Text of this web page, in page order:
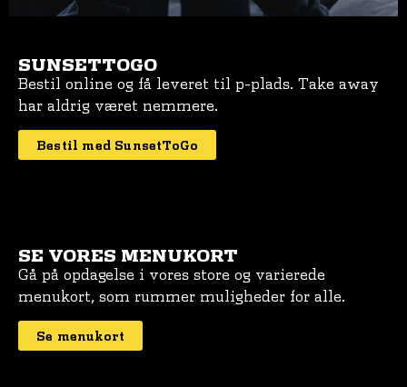
SUNSETTOGO
Bestil online og få leveret til p-plads. Take away
har aldrig været nemmere.
Bestil med SunsetToGo
SE VORES MENUKORT
Gå på opdagelse i vores store og varierede
menukort, som rummer muligheder for alle.
Se menukort